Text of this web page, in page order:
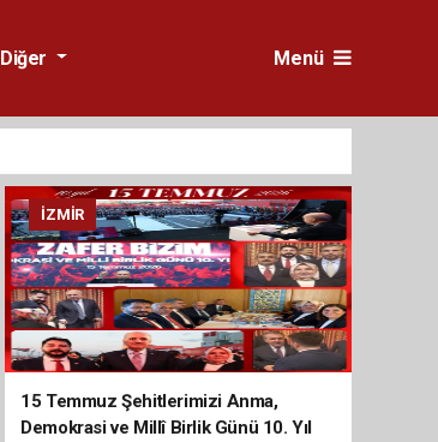
Diğer Menü
İZMIR
15 Temmuz Şehitlerimizi Anma,
Demokrasi ve Millî Birlik Günü 10. Yıl